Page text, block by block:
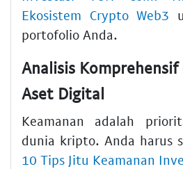
Ekosistem Crypto Web3
portofolio Anda.
Analisis Komprehensif
Aset Digital
Keamanan adalah
dunia kripto. Anda harus
10 Tips Jitu Keamanan